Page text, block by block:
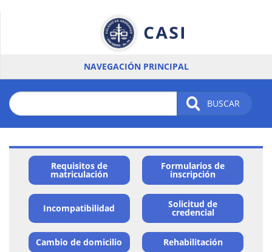
NAVEGACIÓN PRINCIPAL
BUSCAR
Menu
Card
Institucional
Requisitos de
matriculación
Formularios de
inscripción
Incompatibilidad Solicitud de
credencial
Cambio de domicilio Rehabilitación